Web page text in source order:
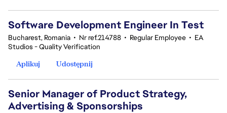
Software Development Engineer In Test
Bucharest, Romania • Nr ref.214788 • Regular Employee • EA
Studios - Quality Verification
Aplikuj
Udostępnij
Senior Manager of Product Strategy,
Advertising & Sponsorships